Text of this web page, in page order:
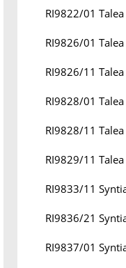
RI9822/01
RI9826/01
RI9826/11
RI9828/01
RI9828/11
RI9829/11
RI9833/11
RI9836/21
RI9837/01